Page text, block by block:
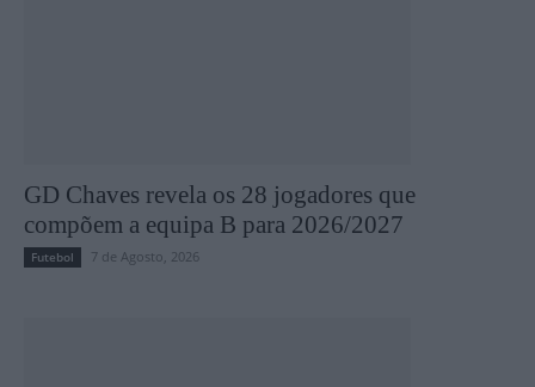
GD Chaves revela os 28 jogadores que
compõem a equipa B para 2026/2027
Futebol 7 de Agosto, 2026